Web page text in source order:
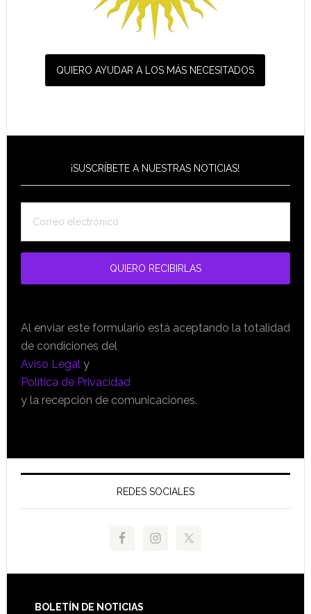
QUIERO AYUDAR A LOS MÁS NECESITADOS
¡SUSCRÍBETE A NUESTRAS NOTICIAS!
Al enviar este formulario está aceptando la totalidad
de condiciones del
Aviso Legaly
Política de Privacidad
y la recepción de comunicaciones.
REDES SOCIALES
BOLETÍN DE NOTICIAS